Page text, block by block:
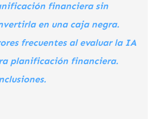
financiera sin
en una caja negra.
frecuentes al evaluar la IA
planificación financiera.